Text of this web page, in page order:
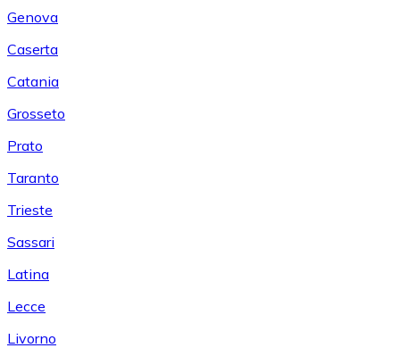
Genova
Caserta
Catania
Grosseto
Prato
Taranto
Trieste
Sassari
Latina
Lecce
Livorno